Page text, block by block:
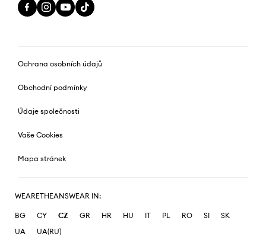
Ochrana osobních údajů
Obchodní podmínky
Údaje společnosti
Vaše Cookies
Mapa stránek
WEARETHEANSWEAR IN:
BG CY CZ GR HR HU IT PL RO SI
SK
UA
UA(RU)